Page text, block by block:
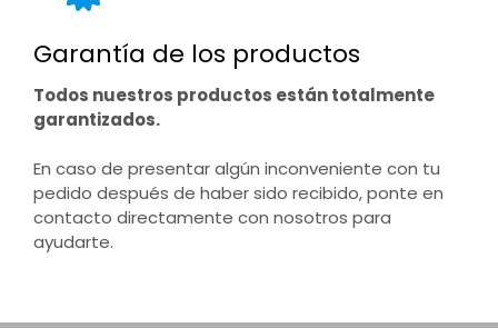
Garantía de los productos
Todos nuestros productos están totalmente
garantizados.
En caso de presentar algún inconveniente con tu
pedido después de haber sido recibido, ponte en
contacto directamente con nosotros para
ayudarte.